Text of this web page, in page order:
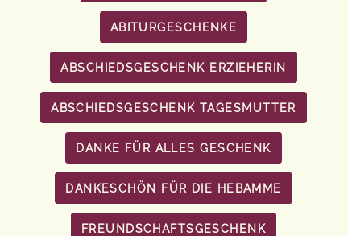
ABITURGESCHENKE
ABSCHIEDSGESCHENK ERZIEHERIN
ABSCHIEDSGESCHENK TAGESMUTTER
DANKE FÜR ALLES GESCHENK
DANKESCHÖN FÜR DIE HEBAMME
FREUNDSCHAFTSGESCHENK